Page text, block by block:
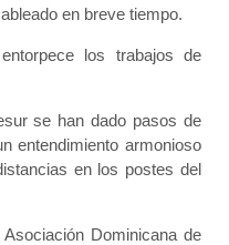
en breve tiempo.
los trabajos de
se han dado pasos de
entendimiento armonioso
en los postes del
Dominicana de